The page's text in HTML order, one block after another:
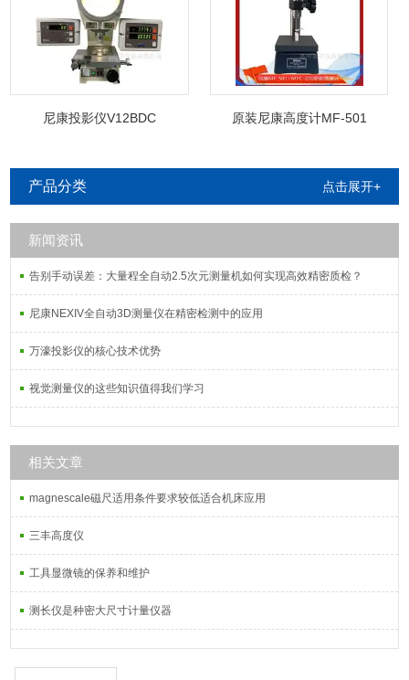
尼康投影仪V12BDC 原装尼康高度计MF-501
产品分类 点击展开+
新闻资讯
告别手动误差：大量程全自动2.5次元测量机如何实现高效精密质检？
尼康NEXIV全自动3D测量仪在精密检测中的应用
万濠投影仪的核心技术优势
视觉测量仪的这些知识值得我们学习
相关文章
magnescale磁尺适用条件要求较低适合机床应用
三丰高度仪
工具显微镜的保养和维护
测长仪是种密大尺寸计量仪器